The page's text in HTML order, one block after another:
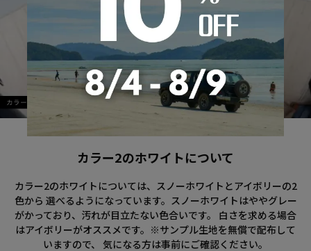
カラー2のホワイトについて
カラー2のホワイトについては、スノーホワイトとアイボリーの2
色から 選べるようになっています。スノーホワイトはややグレー
がかっており、汚れが目立たない色合いです。 白さを求める場合
はアイボリーがオススメです。※サンプル生地を無償で配布して
いますので、 気になる方は事前にご確認ください。